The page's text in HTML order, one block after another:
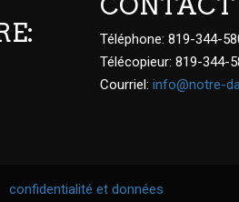
Téléphone: 819-344-
Télécopieur: 819-344-
Courriel: info@notre-
confidentialité et données